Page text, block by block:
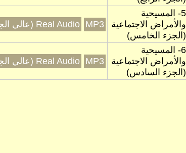
5- المسيحية
والأمراض الاجتماعية
(الجزء الخامس)
MP3 Real Audio (عالي الجودة)
6- المسيحية
والأمراض الاجتماعية
(الجزء السادس)
MP3 Real Audio (عالي الجودة)